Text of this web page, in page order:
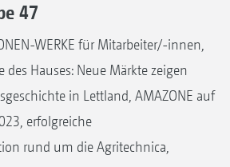
47
WERKE für Mitarbeiter/-innen,
Hauses: Neue Märkte zeigen
in Lettland, AMAZONE auf
erfolgreiche
rund um die Agritechnica,